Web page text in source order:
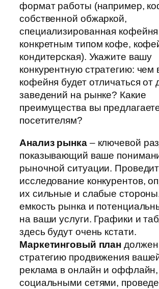
формат работы (например,
собственной обжаркой,
специализированная кофейня
конкретным типом кофе,
кондитерская). Укажите вашу
конкурентную стратегию: чем
кофейня будет отличаться от
заведений на рынке? Какие
преимущества вы
посетителям?
Анализ рынка– ключевой
показывающий ваше
рыночной ситуации.
исследование конкурентов,
их сильные и слабые
емкость рынка и
на ваши услуги. Графики и
здесь будут очень кстати.
Маркетинговый план должен
стратегию продвижения
реклама в онлайн и оффлайн,
социальными сетями,